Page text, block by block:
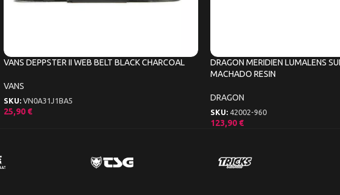
VANS DEPPSTER II WEB BELT BLACK CHARCOAL
VANS
SKU: VN0A31J1BA5
25,90 €
DRAGON MERIDIEN LUMALENS
MACHADO RESIN
DRAGON
SKU: 42002-960
123,90 €